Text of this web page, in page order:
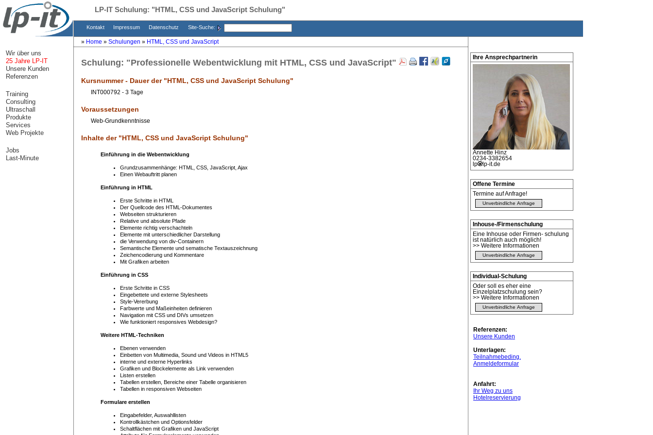
LP-IT Schulung: "HTML, CSS und JavaScript Schulung"
Kontakt Impressum Datenschutz Site-Suche:
» Home » Schulungen » HTML, CSS und JavaScript
Schulung: "Professionelle Webentwicklung mit HTML, CSS und JavaScript"
Kursnummer - Dauer der "HTML, CSS und JavaScript Schulung"
INT000792 - 3 Tage
Voraussetzungen
Web-Grundkenntnisse
Inhalte der "HTML, CSS und JavaScript Schulung"
Einführung in die Webentwicklung
Grundzusammenhänge: HTML, CSS, JavaScript, Ajax
Einen Webauftritt planen
Einführung in HTML
Erste Schritte in HTML
Der Quellcode des HTML-Dokumentes
Webseiten strukturieren
Relative und absolute Pfade
Elemente richtig verschachteln
Elemente mit unterschiedlicher Darstellung
die Verwendung von div-Containern
Semantische Elemente und sematische Textauszeichnung
Zeichencodierung und Kommentare
Mit Grafiken arbeiten
Einführung in CSS
Erste Schritte in CSS
Eingebettete und externe Stylesheets
Style-Vererbung
Farbwerte und Maßeinheiten definieren
Navigation mit CSS und DIVs umsetzen
Wie funktioniert responsives Webdesign?
Weitere HTML-Techniken
Ebenen verwenden
Einbetten von Multimedia, Sound und Videos in HTML5
interne und externe Hyperlinks
Grafiken und Blockelemente als Link verwenden
Listen erstellen
Tabellen erstellen, Bereiche einer Tabelle organisieren
Tabellen in responsiven Webseiten
Formulare erstellen
Eingabefelder, Auswahllisten
Kontrollkästchen und Optionsfelder
Schaltflächen mit Grafiken und JavaScript
Ihre Ansprechpartnerin
Annette Hinz
0234-3382654
lp
lp-it.de
Offene Termine
Termine auf Anfrage!
Unverbindliche Anfrage
Inhouse-/Firmenschulung
Eine Inhouse oder Firmen- schulung
ist natürlich auch möglich!
>> Weitere Informationen
Unverbindliche Anfrage
Individual-Schulung
Oder soll es eher eine
Einzelplatzschulung sein?
>> Weitere Informationen
Unverbindliche Anfrage
Referenzen:
Unsere Kunden
Unterlagen:
Teilnahmebeding.
Anmeldeformular
Anfahrt:
Ihr Weg zu uns
Hotelreservierung
Wir über uns
25 Jahre LP-IT
Unsere Kunden
Referenzen
Training
Consulting
Ultraschall
Produkte
Services
Web Projekte
Jobs
Last-Minute